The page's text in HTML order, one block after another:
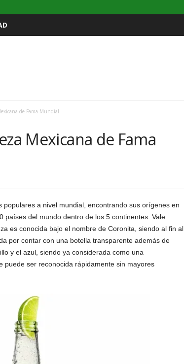
de Fama Mundial
Mexicana de Fama
populares a nivel mundial, encontrando sus orígenes en
del mundo dentro de los 5 continentes. Vale
es conocida bajo el nombre de Coronita, siendo al fin al
por contar con una botella transparente además de
y el azul, siendo ya considerada como una
puede ser reconocida rápidamente sin mayores